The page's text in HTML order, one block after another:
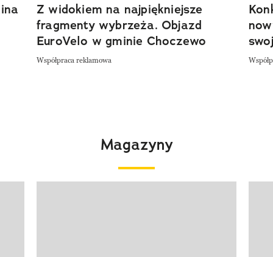
Z widokiem na najpiękniejsze
fragmenty wybrzeża. Objazd
EuroVelo w gminie Choczewo
Współpraca reklamowa
Magazyny